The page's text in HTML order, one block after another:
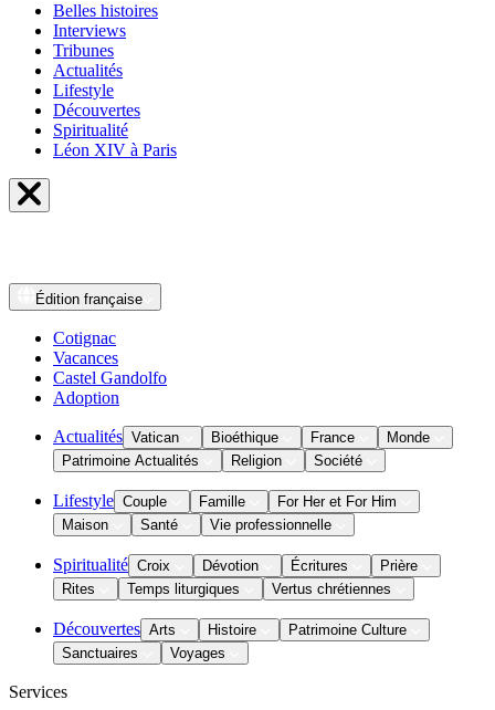
Belles histoires
Interviews
Tribunes
Actualités
Lifestyle
Découvertes
Spiritualité
Léon XIV à Paris
Édition française
Cotignac
Vacances
Castel Gandolfo
Adoption
Actualités Vatican Bioéthique France
Monde
Patrimoine Actualités
Religion Société
Lifestyle Couple Famille
For Her et For Him
Maison
Santé Vie professionnelle
Spiritualité Croix Dévotion Écritures
Prière
Rites
Temps liturgiques Vertus chrétiennes
Découvertes Arts Histoire
Patrimoine Culture
Sanctuaires
Voyages
Services